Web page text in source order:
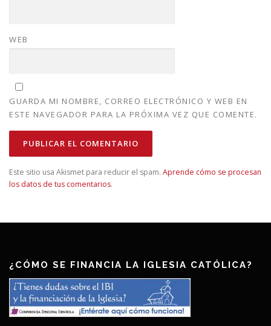
WEB
GUARDA MI NOMBRE, CORREO ELECTRÓNICO Y WEB EN
ESTE NAVEGADOR PARA LA PRÓXIMA VEZ QUE COMENTE.
Este sitio usa Akismet para reducir el spam. Aprende cómo se procesan
los datos de tus comentarios.
¿CÓMO SE FINANCIA LA IGLESIA CATÓLICA?